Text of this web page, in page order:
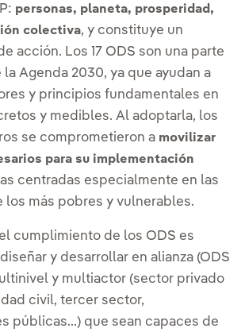
personas, planeta, prosperidad,
colectiva, y constituye un
acción. Los 17 ODS son una parte
Agenda 2030, ya que ayudan a
y principios fundamentales en
y medibles. Al adoptarla, los
se comprometieron a movilizar
para su implementación
centradas especialmente en las
los más pobres y vulnerables.
cumplimiento de los ODS es
y desarrollar en alianza (ODS
y multiactor (sector privado
civil, tercer sector,
públicas...) que sean capaces de